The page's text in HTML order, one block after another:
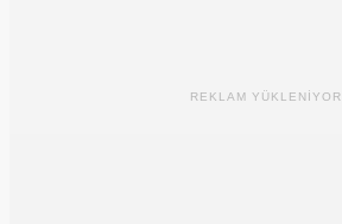
REKLAM YÜKLENİYOR